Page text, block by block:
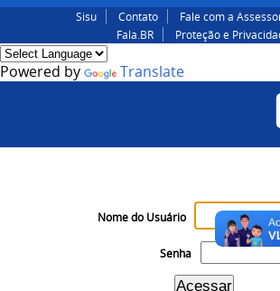
Sisu Contato
Fale com a
Fala.BR
Proteção e
Powered by Translate
Nome do Usuário
Senha